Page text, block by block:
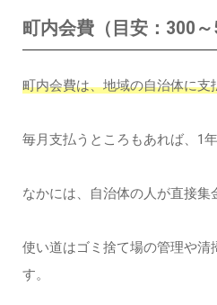
町内会費（目安：300～
町内会費は、地域の自治体に支
毎月支払うところもあれば、1
なかには、自治体の人が直接集
使い道はゴミ捨て場の管理や
す。